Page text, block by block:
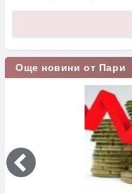
Още новини от Пари